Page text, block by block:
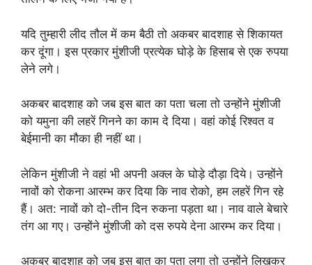
यदि तुम्हारी लीद तौल में कम बैठी तो अकबर बादशाह से शिकायत
कर दूंगा। इस प्रकार मुंशीजी प्रत्येक घोड़े के हिसाब से एक रुपया
लेने लगे।
अकबर बादशाह को जब इस बात का पता चला तो उन्होंने मुंशीजी
को यमुना की लहरें गिनने का काम दे दिया। वहां कोई रिश्वत व
बेईमानी का मौका ही नहीं था।
लेकिन मुंशीजी ने वहां भी अपनी अक्ल के घोड़े दौड़ा दिये। उन्होंने
नावों को रोकना आरम्भ कर दिया कि नाव रोको, हम लहरें गिन रहे
हैं। अत: नावों को दो-तीन दिन रुकना पड़ता था। नाव वाले बेचारे
तंग आ गए। उन्होंने मुंशीजी को दस रुपये देना आरम्भ कर दिया।
अकबर बादशाह को जब इस बात का पता लगा तो उन्होंने लिखकर